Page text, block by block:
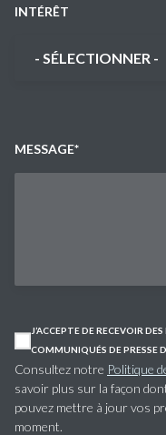
INTÉRÊT
MESSAGE*
J’ACCEPTE DE RECEVOIR
COMMUNIQUÉS DE PRESSE
Consultez notre Politique
savoir plus sur la façon
pouvez mettre à jour vos
moment.